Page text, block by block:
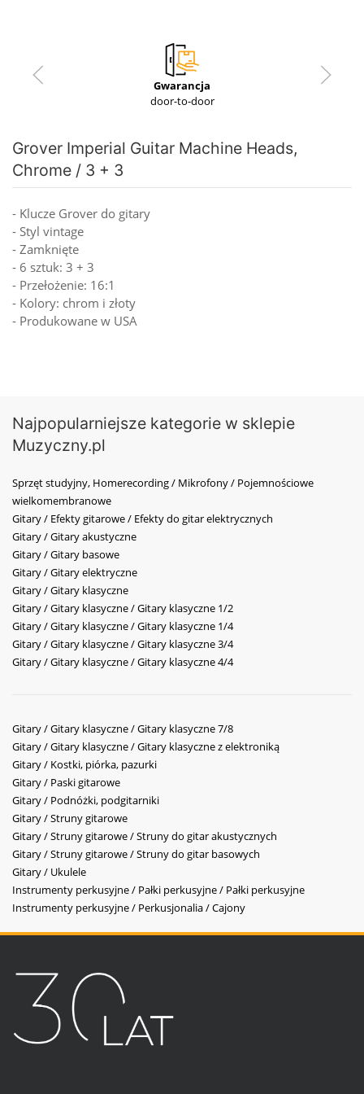
Gwarancja
door-to-door
Grover Imperial Guitar Machine Heads,
Chrome / 3 + 3
- Klucze Grover do gitary
- Styl vintage
- Zamknięte
- 6 sztuk: 3 + 3
- Przełożenie: 16:1
- Kolory: chrom i złoty
- Produkowane w USA
Najpopularniejsze kategorie w sklepie
Muzyczny.pl
Sprzęt studyjny, Homerecording / Mikrofony / Pojemnościowe
wielkomembranowe
Gitary / Efekty gitarowe / Efekty do gitar elektrycznych
Gitary / Gitary akustyczne
Gitary / Gitary basowe
Gitary / Gitary elektryczne
Gitary / Gitary klasyczne
Gitary / Gitary klasyczne / Gitary klasyczne 1/2
Gitary / Gitary klasyczne / Gitary klasyczne 1/4
Gitary / Gitary klasyczne / Gitary klasyczne 3/4
Gitary / Gitary klasyczne / Gitary klasyczne 4/4
Gitary / Gitary klasyczne / Gitary klasyczne 7/8
Gitary / Gitary klasyczne / Gitary klasyczne z elektroniką
Gitary / Kostki, piórka, pazurki
Gitary / Paski gitarowe
Gitary / Podnóżki, podgitarniki
Gitary / Struny gitarowe
Gitary / Struny gitarowe / Struny do gitar akustycznych
Gitary / Struny gitarowe / Struny do gitar basowych
Gitary / Ukulele
Instrumenty perkusyjne / Pałki perkusyjne / Pałki perkusyjne
Instrumenty perkusyjne / Perkusjonalia / Cajony